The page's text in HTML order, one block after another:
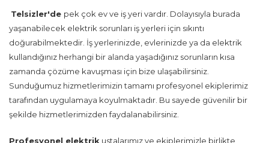
Telsizler'de pek çok ev ve iş yeri vardır. Dolayısıyla burada
yaşanabilecek elektrik sorunları iş yerleri için sıkıntı
doğurabilmektedir. İş yerlerinizde, evlerinizde ya da elektrik
kullandığınız herhangi bir alanda yaşadığınız sorunların kısa
zamanda çözüme kavuşması için bize ulaşabilirsiniz.
Sunduğumuz hizmetlerimizin tamamı profesyonel ekiplerimiz
tarafından uygulamaya koyulmaktadır. Bu sayede güvenilir bir
şekilde hizmetlerimizden faydalanabilirsiniz.
Profesyonel elektrik ustalarımız ve ekiplerimizle birlikte